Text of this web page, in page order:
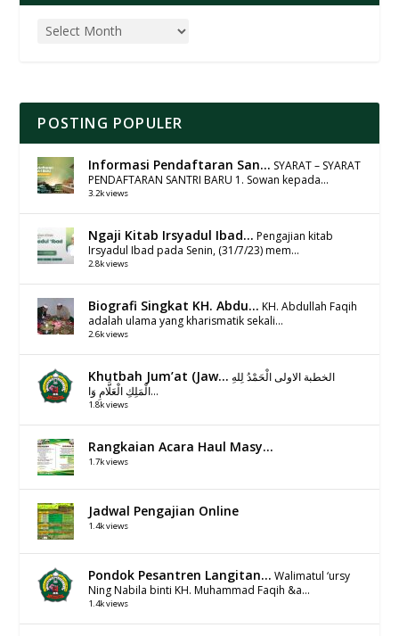
POSTING POPULER
Informasi Pendaftaran San... SYARAT – SYARAT
PENDAFTARAN SANTRI BARU 1. Sowan kepada...
3.2k views
Ngaji Kitab Irsyadul Ibad... Pengajian kitab
Irsyadul Ibad pada Senin, (31/7/23) mem...
2.8k views
Biografi Singkat KH. Abdu... KH. Abdullah Faqih
adalah ulama yang kharismatik sekali...
2.6k views
Khutbah Jum’at (Jaw... الخطبة الاولى الْحَمْدُ لِلهِ
الْمَلِكِ الْعَلَّامِ وَا...
1.8k views
Rangkaian Acara Haul Masy...
1.7k views
Jadwal Pengajian Online
1.4k views
Pondok Pesantren Langitan... Walimatul ‘ursy
Ning Nabila binti KH. Muhammad Faqih &a...
1.4k views